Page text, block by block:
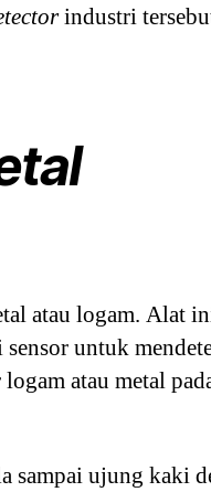
industri
atau logam. Alat
untuk
atau metal
sampai ujung kaki